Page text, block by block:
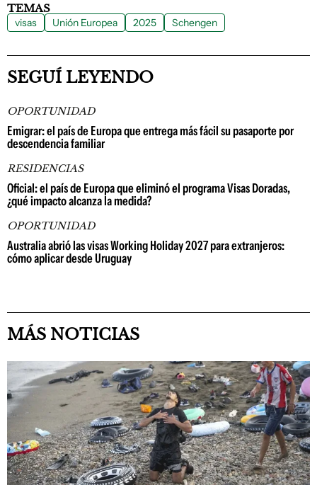
TEMAS
visas Unión Europea 2025 Schengen
SEGUÍ LEYENDO
OPORTUNIDAD
Emigrar: el país de Europa que entrega más fácil su pasaporte por
descendencia familiar
RESIDENCIAS
Oficial: el país de Europa que eliminó el programa Visas Doradas,
¿qué impacto alcanza la medida?
OPORTUNIDAD
Australia abrió las visas Working Holiday 2027 para extranjeros:
cómo aplicar desde Uruguay
MÁS NOTICIAS